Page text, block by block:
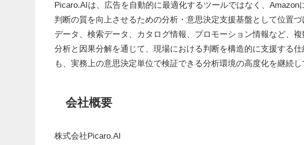
Picaro.AIは、広告を自動的に最適化するツールではなく、Amazon
判断の質を向上させるための分析・意思決定支援基盤として位置
データ、検索データ、カタログ情報、プロモーション情報など、
分析と因果分解を通じて、現場における判断を構造的に支援する
も、実務上の意思決定単位で検証できる分析環境の高度化を継続し
会社概要
株式会社Picaro.AI